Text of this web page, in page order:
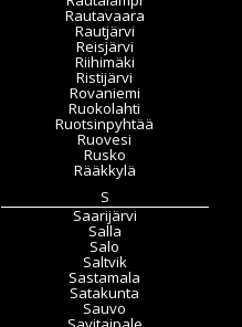
Rautavaara
Rautjärvi
Reisjärvi
Riihimäki
Ristijärvi
Rovaniemi
Ruokolahti
Ruotsinpyhtää
Ruovesi
Rusko
Rääkkylä
S
Saarijärvi
Salla
Salo
Saltvik
Sastamala
Satakunta
Sauvo